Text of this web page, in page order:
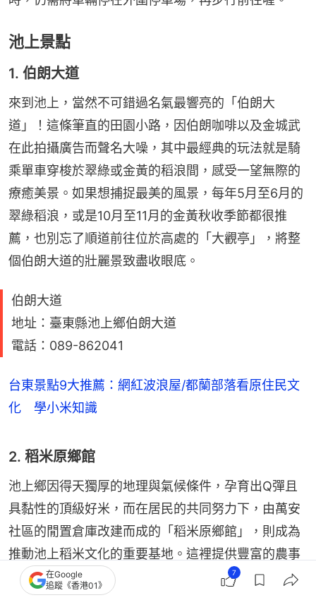
池上景點
1. 伯朗大道
來到池上，當然不可錯過名氣最響亮的「伯朗大
道」！這條筆直的田園小路，因伯朗咖啡以及金城武
在此拍攝廣告而聲名大噪，其中最經典的玩法就是騎
乘單車穿梭於翠綠或金黃的稻浪間，感受一望無際的
療癒美景。如果想捕捉最美的風景，每年5月至6月的
翠綠稻浪，或是10月至11月的金黃秋收季節都很推
薦，也別忘了順道前往位於高處的「大觀亭」，將整
個伯朗大道的壯麗景致盡收眼底。
伯朗大道
地址：臺東縣池上鄉伯朗大道
電話：089-862041
台東景點9大推薦：網紅波浪屋/都蘭部落看原住民文
化 學小米知識
2. 稻米原鄉館
池上鄉因得天獨厚的地理與氣候條件，孕育出Q彈且
具黏性的頂級好米，而在居民的共同努力下，由萬安
社區的閒置倉庫改建而成的「稻米原鄉館」，則成為
推動池上稻米文化的重要基地。這裡提供豐富的農事
與手作體驗，包括米食DIY、彩繪米畫、農家體驗
在Google
追蹤《香港01》
7